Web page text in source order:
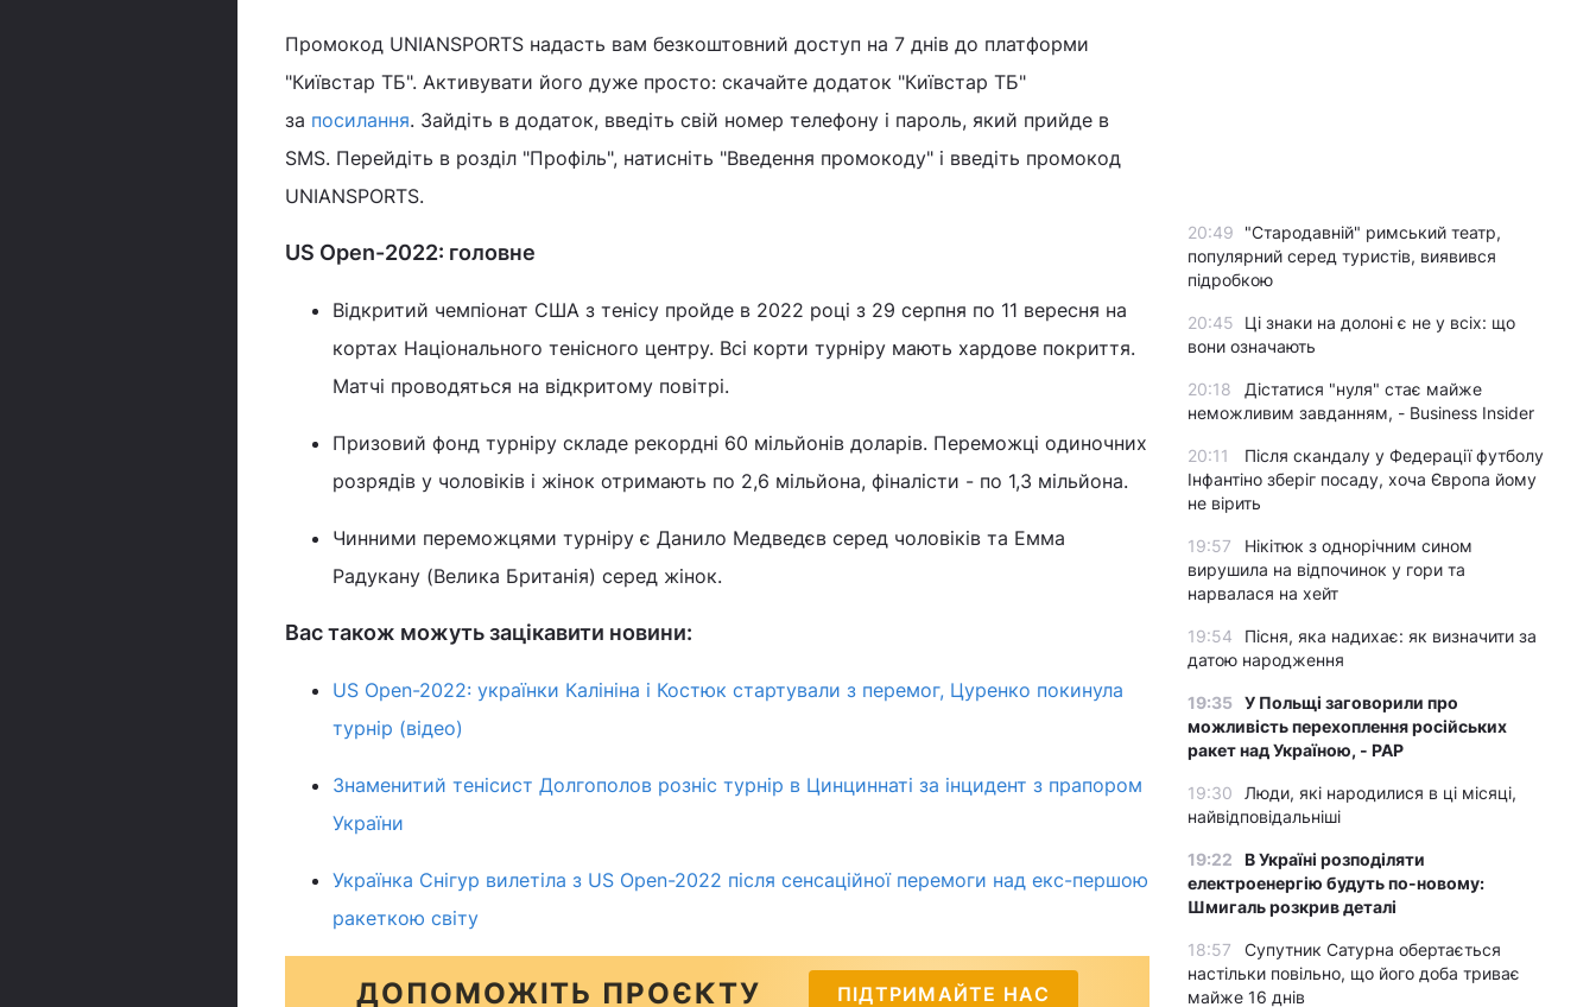
Промокод UNIANSPORTS надасть вам безкоштовний доступ на 7 днів до платформи
"Київстар ТБ". Активувати його дуже просто: скачайте додаток "Київстар ТБ"
за посилання. Зайдіть в додаток, введіть свій номер телефону і пароль, який прийде в
SMS. Перейдіть в розділ "Профіль", натисніть "Введення промокоду" і введіть промокод
UNIANSPORTS.
US Open-2022: головне
Відкритий чемпіонат США з тенісу пройде в 2022 році з 29 серпня по 11 вересня на
кортах Національного тенісного центру. Всі корти турніру мають хардове покриття.
Матчі проводяться на відкритому повітрі.
Призовий фонд турніру складе рекордні 60 мільйонів доларів. Переможці одиночних
розрядів у чоловіків і жінок отримають по 2,6 мільйона, фіналісти - по 1,3 мільйона.
Чинними переможцями турніру є Данило Медведєв серед чоловіків та Емма
Радукану (Велика Британія) серед жінок.
Вас також можуть зацікавити новини:
US Open-2022: українки Калініна і Костюк стартували з перемог, Цуренко покинула
турнір (відео)
Знаменитий тенісист Долгополов розніс турнір в Цинциннаті за інцидент з прапором
України
Українка Снігур вилетіла з US Open-2022 після сенсаційної перемоги над екс-першою
ракеткою світу
ДОПОМОЖІТЬ ПРОЄКТУ ПІДТРИМАЙТЕ НАС
20:49
"Стародавній" римський театр,
популярний серед туристів, виявився
підробкою
20:45
Ці знаки на долоні є не у всіх: що
вони означають
20:18
Дістатися "нуля" стає майже
неможливим завданням, - Business Insider
20:11
Після скандалу у Федерації футболу
Інфантіно зберіг посаду, хоча Європа йому
не вірить
19:57
Нікітюк з однорічним сином
вирушила на відпочинок у гори та
нарвалася на хейт
19:54
Пісня, яка надихає: як визначити за
датою народження
19:35 У Польщі заговорили про
можливість перехоплення російських
ракет над Україною, - PAP
19:30
Люди, які народилися в ці місяці,
найвідповідальніші
19:22
В Україні розподіляти
електроенергію будуть по-новому:
Шмигаль розкрив деталі
18:57
Супутник Сатурна обертається
настільки повільно, що його доба триває
майже 16 днів